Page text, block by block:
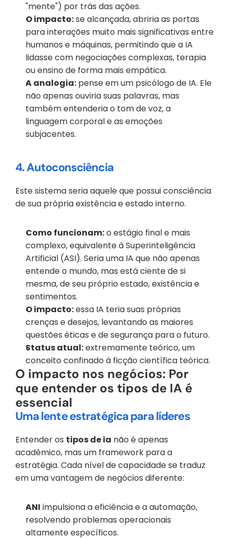
"mente") por trás das ações.
O impacto: se alcançada, abriria as portas
para interações muito mais significativas entre
humanos e máquinas, permitindo que a IA
lidasse com negociações complexas, terapia
ou ensino de forma mais empática.
A analogia: pense em um psicólogo de IA. Ele
não apenas ouviria suas palavras, mas
também entenderia o tom de voz, a
linguagem corporal e as emoções
subjacentes.
4. Autoconsciência
Este sistema seria aquele que possui consciência
de sua própria existência e estado interno.
Como funcionam: o estágio final e mais
complexo, equivalente à Superinteligência
Artificial (ASI). Seria uma IA que não apenas
entende o mundo, mas está ciente de si
mesma, de seu próprio estado, existência e
sentimentos.
O impacto: essa IA teria suas próprias
crenças e desejos, levantando as maiores
questões éticas e de segurança para o futuro.
Status atual: extremamente teórico, um
conceito confinado à ficção científica teórica.
O impacto nos negócios: Por
que entender os tipos de IA é
essencial
Uma lente estratégica para líderes
Entender os tipos de ia não é apenas
acadêmico, mas um framework para a
estratégia. Cada nível de capacidade se traduz
em uma vantagem de negócios diferente:
ANI impulsiona a eficiência e a automação,
resolvendo problemas operacionais
altamente específicos.